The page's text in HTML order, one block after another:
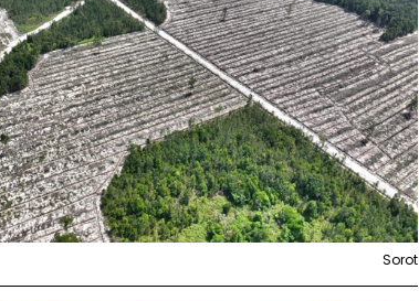
Sorot